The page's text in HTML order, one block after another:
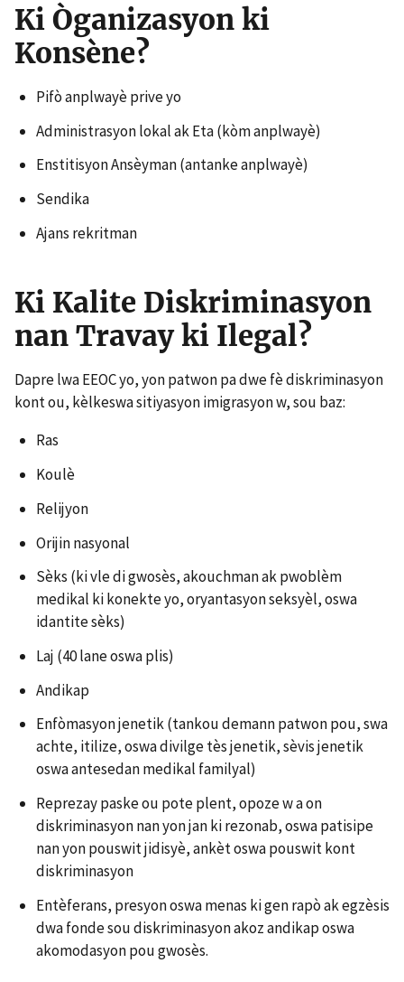
Ki Òganizasyon ki
Konsène?
Pifò anplwayè prive yo
Administrasyon lokal ak Eta (kòm anplwayè)
Enstitisyon Ansèyman (antanke anplwayè)
Sendika
Ajans rekritman
Ki Kalite Diskriminasyon
nan Travay ki Ilegal?
Dapre lwa EEOC yo, yon patwon pa dwe fè diskriminasyon
kont ou, kèlkeswa sitiyasyon imigrasyon w, sou baz:
Ras
Koulè
Relijyon
Orijin nasyonal
Sèks (ki vle di gwosès, akouchman ak pwoblèm
medikal ki konekte yo, oryantasyon seksyèl, oswa
idantite sèks)
Laj (40 lane oswa plis)
Andikap
Enfòmasyon jenetik (tankou demann patwon pou, swa
achte, itilize, oswa divilge tès jenetik, sèvis jenetik
oswa antesedan medikal familyal)
Reprezay paske ou pote plent, opoze w a on
diskriminasyon nan yon jan ki rezonab, oswa patisipe
nan yon pouswit jidisyè, ankèt oswa pouswit kont
diskriminasyon
Entèferans, presyon oswa menas ki gen rapò ak egzèsis
dwa fonde sou diskriminasyon akoz andikap oswa
akomodasyon pou gwosès.